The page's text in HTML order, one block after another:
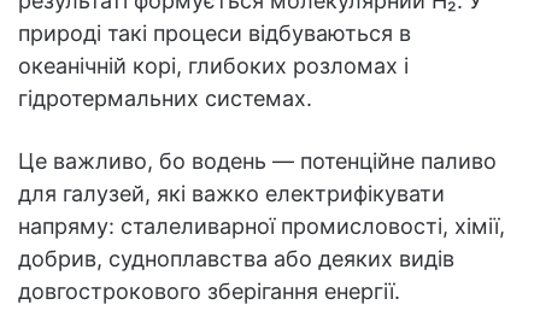
природі такі процеси відбуваються в
океанічній корі, глибоких розломах і
гідротермальних системах.
Це важливо, бо водень — потенційне паливо
для галузей, які важко електрифікувати
напряму: сталеливарної промисловості, хімії,
добрив, судноплавства або деяких видів
довгострокового зберігання енергії.